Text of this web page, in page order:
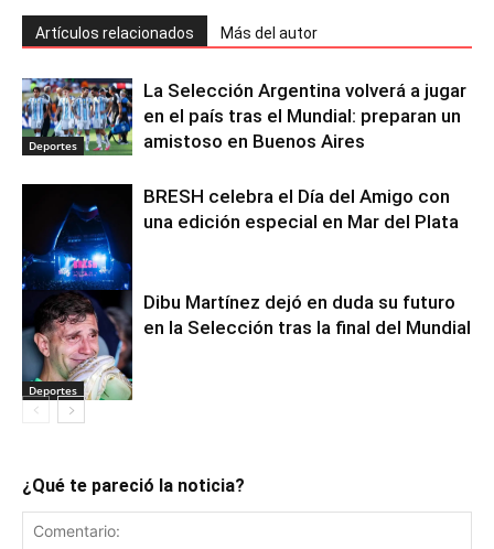
Artículos relacionados Más del autor
Deportes
La Selección Argentina volverá a jugar
en el país tras el Mundial: preparan un
amistoso en Buenos Aires
Deportes
BRESH celebra el Día del Amigo con
una edición especial en Mar del Plata
Deportes
Dibu Martínez dejó en duda su futuro
en la Selección tras la final del Mundial
¿Qué te pareció la noticia?